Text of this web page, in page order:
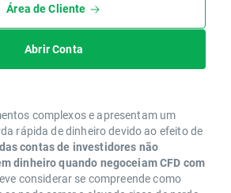
Área de Cliente
Abrir Conta
complexos e apresentam um
rápida de dinheiro devido ao efeito de
contas de investidores não
dinheiro quando negoceiam CFD com
considerar se compreende como